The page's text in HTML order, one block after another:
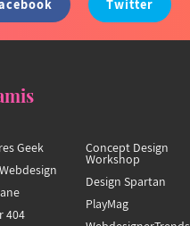
Twitter
Geek
404
Concept Design
Workshop
Design Spartan
PlayMag